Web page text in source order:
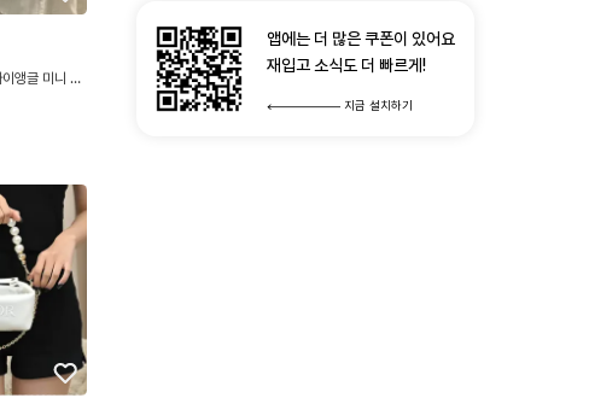
앵글 미니 화
앱에는 더 많은 쿠폰이 있어요
재입고 소식도 더 빠르게!
지금 설치하기